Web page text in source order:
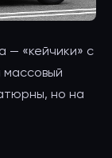
— «кейчики» с
массовый
но на